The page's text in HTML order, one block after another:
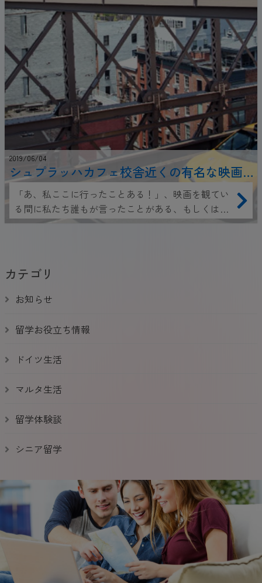
2019/06/04
シュプラッハカフェ校舎近くの有名な映画
ロケ地
「あ、私ここに行ったことある！」、映画を観てい
る間に私たち誰もが言ったことがある、もしくは少
なくとも考えたことがあることだと思います。しか
ッハカフェの語学学校の近くで撮影された映画のロ
ケ地を集めました。
カテゴリ
お知らせ
留学お役立ち情報
ドイツ生活
マルタ生活
留学体験談
シニア留学